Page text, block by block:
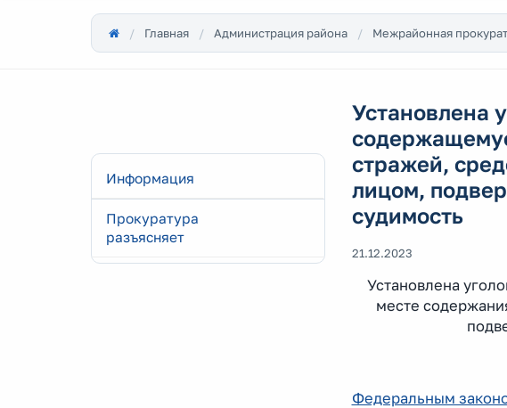
Главная Администрация района Межрайонная
Информация
Прокуратура
разъясняет
Установлена
стражей,
лицом,
судимость
21.12.2023
Установлена
месте
Федеральным